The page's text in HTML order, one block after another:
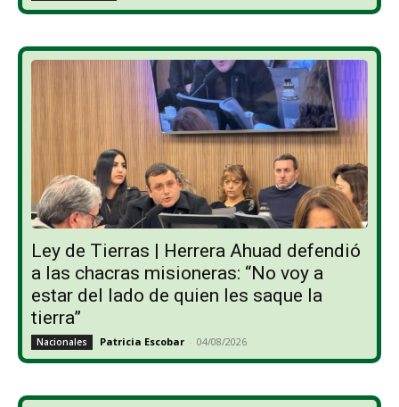
Ley de Tierras | Herrera Ahuad defendió
a las chacras misioneras: “No voy a
estar del lado de quien les saque la
tierra”
Nacionales Patricia Escobar - 04/08/2026